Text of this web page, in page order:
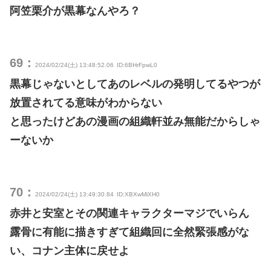
阿笠栗介が黒幕なんやろ？
69： 2024/02/24(土) 13:48:52.06 ID:6BHrFpwL0
黒幕じゃないとしてあのレベルの発明してるやつが
放置されてる意味がわからない
と思ったけどあの漫画の組織軒並み無能だからしゃ
ーないか
70： 2024/02/24(土) 13:49:30.84 ID:XBXwMiXH0
赤井と安室とその関連キャラクターマジでいらん
露骨に有能に描きすぎて組織回に全然緊張感がな
い、コナン主体に戻せよ